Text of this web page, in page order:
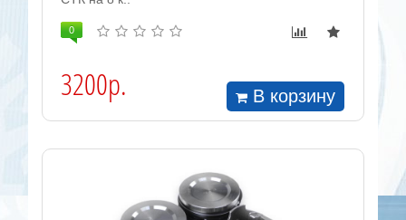
0
3200р. В корзину